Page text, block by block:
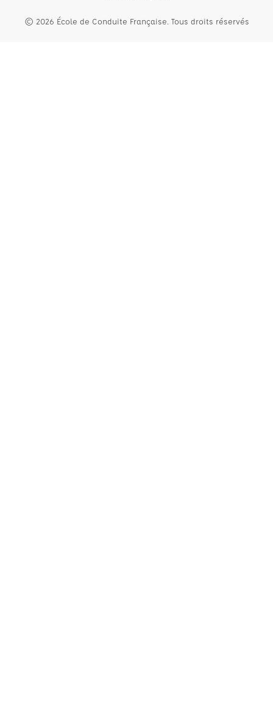
© 2026 École de Conduite Française. Tous droits réservés